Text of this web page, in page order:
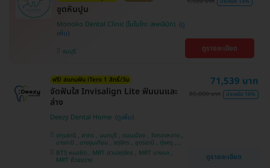
ขูดหินปูน
Monoko Dental Clinic (โมโนโกะ สหคลินิก)
ธนบุรี ดูรายละเอียด
ฟรี! สแกนฟัน iTero 1 สิทธิ์/วัน
จัดฟันใส Invisalign Lite ฟันบนและ
ล่าง
Deezy Dental Home
ปทุมธานี , สาทร , นนทบุรี , ดอนเมือง , วังทองหลาง ,
บางกะปิ , บางขุนเทียน , จตุจักร , อุดรธานี , ทุ่งครุ ,
สมุทรปราการ , บางแค , ห้วยขวาง , ขอนแก่น , มีนบุรี ,
อุบลราชธานี , บางรัก
BTS หมอชิต , MRT สวนจตุจักร , MRT บางแค ,
MRT ห้วยขวาง
71,539 บาท
85,000 บาท ประหยัด 16%
ดูรายละเอียด